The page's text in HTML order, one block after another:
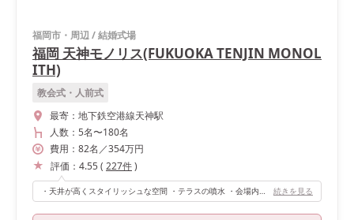
福岡市・周辺/結婚式場
福岡 天神モノリス(FUKUOKA TENJIN MONOL
ITH)
教会式・人前式
最寄： 地下鉄空港線天神駅
人数： 5名〜180名
費用： 82名 ／354万円
評価： 4.55( 227件)
・天井が高くスタイリッシュな空間 ・テラスの噴水 ・会場内の階段 がオススメポイントです。 続きを見る